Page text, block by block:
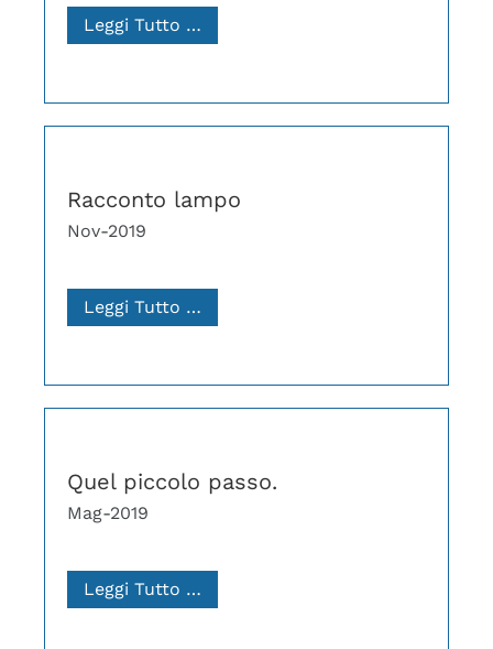
Leggi Tutto …
Racconto lampo
Nov-2019
Leggi Tutto …
Quel piccolo passo.
Mag-2019
Leggi Tutto …